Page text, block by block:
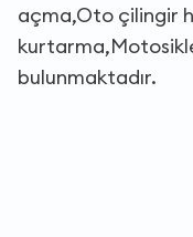
açma,Oto çilingir
bulunmaktadır.